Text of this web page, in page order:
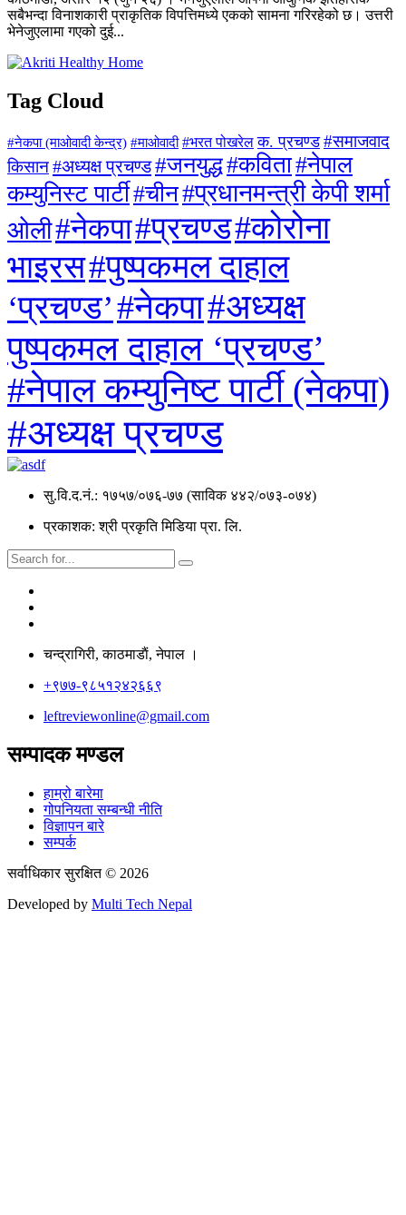
सबैभन्दा विनाशकारी प्राकृतिक विपत्तिमध्ये एकको सामना गरिरहेको छ। उत्तरी
भेनेजुएलामा गएको दुई...
Tag Cloud
#नेकपा (माओवादी केन्द्र) #माओवादी #भरत पोखरेल क. प्रचण्ड #समाजवाद
किसान#अध्यक्ष प्रचण्ड#जनयुद्ध#कविता#नेपाल
कम्युनिस्ट पार्टी#चीन#प्रधानमन्त्री केपी शर्मा
ओली#नेकपा#प्रचण्ड#कोरोना
भाइरस#पुष्पकमल दाहाल
‘प्रचण्ड’#नेकपा#अध्यक्ष
पुष्पकमल दाहाल ‘प्रचण्ड’
#नेपाल कम्युनिष्ट पार्टी (नेकपा)
#अध्यक्ष प्रचण्ड
सु.वि.द.नं.: १७५७/०७६-७७ (साविक ४४२/०७३-०७४)
प्रकाशक: श्री प्रकृति मिडिया प्रा. लि.
चन्द्रागिरी, काठमाडाैं, नेपाल ।
+९७७-९८५१२४२६६९
leftreviewonline@gmail.com
सम्पादक मण्डल
हाम्रो बारेमा
गोपनियता सम्बन्धी नीति
विज्ञापन बारे
सम्पर्क
सर्वाधिकार सुरक्षित © 2026
Developed by Multi Tech Nepal